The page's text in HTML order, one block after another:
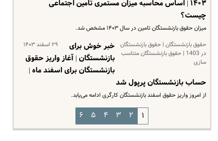
۱۴۰۳ | اساس محاسبه میزان مستمری تامین اجتماعی
چیست؟
میزان حقوق بازنشستگان تامین در سال ۱۴۰۳ مشخص شد.
حقوق بازنشستگان | حقوق بازنشستگان
در 1403 | حقوق بازنشستگان متناسب
سازی
۲۹ اسفند ۱۴۰۳
خبر خوش برای
بازنشستگان | آغاز واریز حقوق
بازنشستگان برای اسفند ماه |
حساب بازنشستگان پرپول شد
از امروز واریز حقوق اسفند بازنشستگان کارگری ادامه می‌یابد.
۱ ۲ ۳ ۴ ۵ ۶